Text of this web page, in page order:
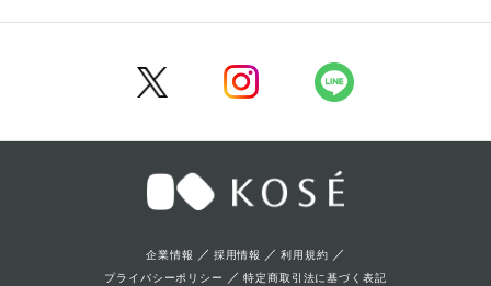
企業情報 ／ 採用情報 ／利用規約 ／
プライバシーポリシー ／特定商取引法に基づく表記